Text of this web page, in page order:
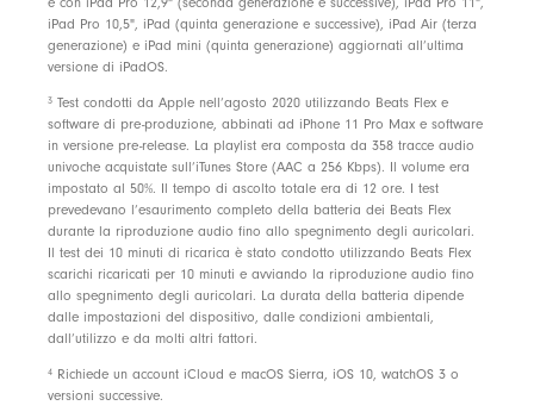
Microfono integrato che riduce il rumore del vento,
per una nitidezza ottimale della voce
Contenuto della confezione
Auricolari Beats Flex wireless
Copriauricolari in quattro misure
Connettore di ricarica USB-C
Guida rapida
Scheda di garanzia
Confezione
iPad Pro 10,5", iPad (quinta generazione e successive), iPad Air (terza
generazione) e iPad mini (quinta generazione) aggiornati all’ultima
versione di iPadOS.
3 Test condotti da Apple nell’agosto 2020 utilizzando Beats Flex e
software di pre-produzione, abbinati ad iPhone 11 Pro Max e software
in versione pre-release. La playlist era composta da 358 tracce audio
univoche acquistate sull’iTunes Store (AAC a 256 Kbps). Il volume era
impostato al 50%. Il tempo di ascolto totale era di 12 ore. I test
prevedevano l’esaurimento completo della batteria dei Beats Flex
durante la riproduzione audio fino allo spegnimento degli auricolari.
Il test dei 10 minuti di ricarica è stato condotto utilizzando Beats Flex
scarichi ricaricati per 10 minuti e avviando la riproduzione audio fino
allo spegnimento degli auricolari. La durata della batteria dipende
dalle impostazioni del dispositivo, dalle condizioni ambientali,
dall’utilizzo e da molti altri fattori.
4
Richiede un account iCloud e macOS Sierra, iOS 10, watchOS 3 o
versioni successive.